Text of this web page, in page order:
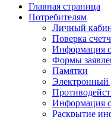
Главная страница
Потребителям
Личный
Поверка
Информация
Формы
Памятки
Электронный
Информация
Раскрытие